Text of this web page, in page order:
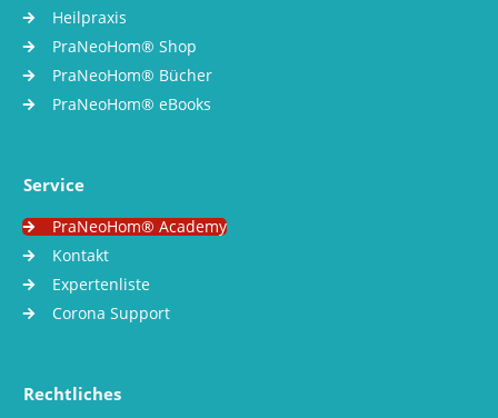
Heilpraxis
PraNeoHom® Shop
PraNeoHom® Bücher
PraNeoHom® eBooks
Service
PraNeoHom® Academy
Kontakt
Expertenliste
Corona Support
Rechtliches